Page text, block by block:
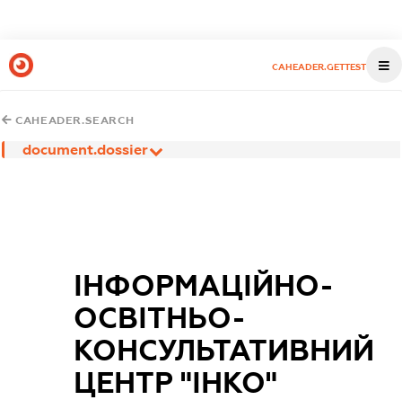
CAHEADER.GETTEST
CAHEADER.SEARCH
document.dossier
ІНФОРМАЦІЙНО-
ОСВІТНЬО-
КОНСУЛЬТАТИВНИЙ
ЦЕНТР "ІНКО"